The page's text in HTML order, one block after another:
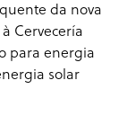
da nova
Cervecería
para energia
solar